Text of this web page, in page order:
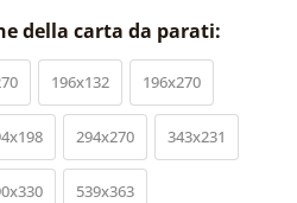
della carta da parati:
196x132 196x270
294x270 343x231
539x363